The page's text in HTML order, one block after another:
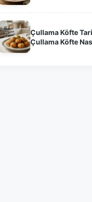
Çullama Köfte
Çullama Köfte